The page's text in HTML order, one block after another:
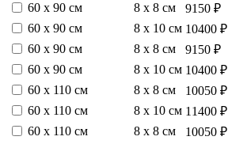
60 х 90 см
8 х 8 см
9150 ₽
60 х 90 см
8 х 10 см 10400 ₽
60 х 90 см
8 х 8 см
9150 ₽
60 х 90 см
8 х 10 см 10400 ₽
60 х 110 см
8 х 8 см
10050 ₽
60 х 110 см
8 х 10 см 11400 ₽
60 х 110 см
8 х 8 см
10050 ₽